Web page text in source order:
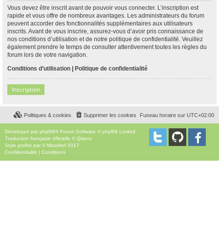
Vous devez être inscrit avant de pouvoir vous connecter. L’inscription est
rapide et vous offre de nombreux avantages. Les administrateurs du forum
peuvent accorder des fonctionnalités supplémentaires aux utilisateurs
inscrits. Avant de vous inscrire, assurez-vous d’avoir pris connaissance de
nos conditions d’utilisation et de notre politique de confidentialité. Veuillez
également prendre le temps de consulter attentivement toutes les règles du
forum lors de votre navigation.
Conditions d’utilisation | Politique de confidentialité
Inscription
Fuseau horaire sur UTC+02:00
Supprimer les cookies
Politiques & cookies
Développé par phpBB® Forum Software © phpBB Limited
Traduction française officielle ©Qiaeru
Style proflat par © Mazeltof 2017
Confidentialité | Conditions